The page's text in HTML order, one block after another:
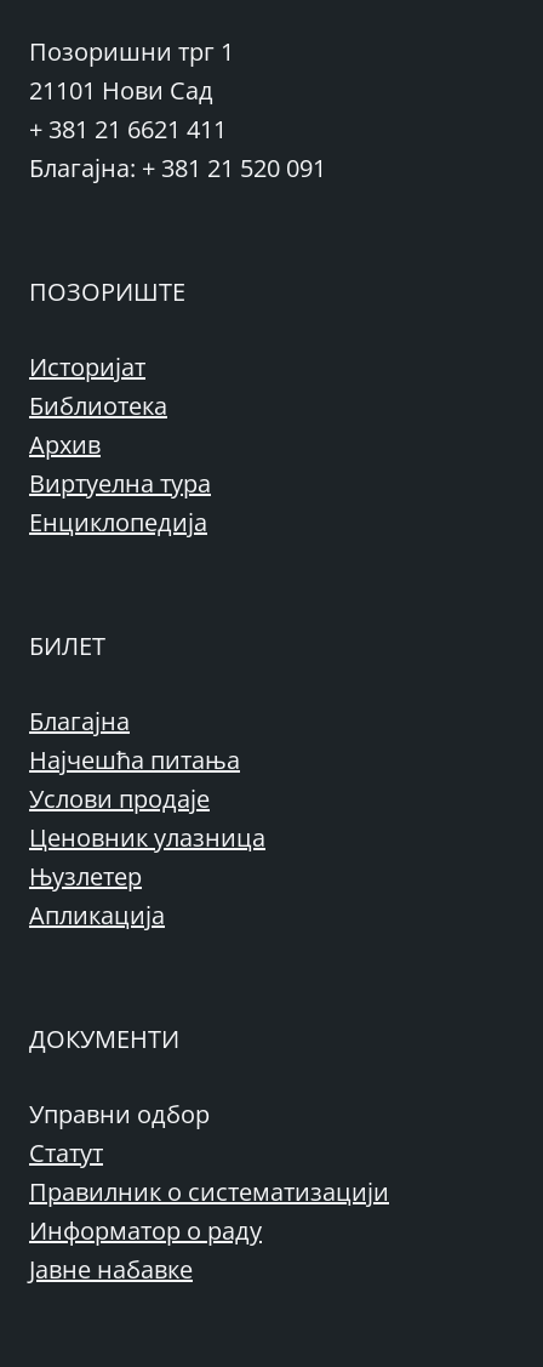
Позоришни трг 1
21101 Нови Сад
+ 381 21 6621 411
Благајна: + 381 21 520 091
ПОЗОРИШТЕ
Историјат
Библиотека
Архив
Виртуелна тура
Енциклопедија
БИЛЕТ
Благајна
Најчешћа питања
Услови продаје
Ценовник улазница
Њузлетер
Апликација
ДОКУМЕНТИ
Управни одбор
Статут
Правилник о систематизацији
Информатор о раду
Јавне набавке